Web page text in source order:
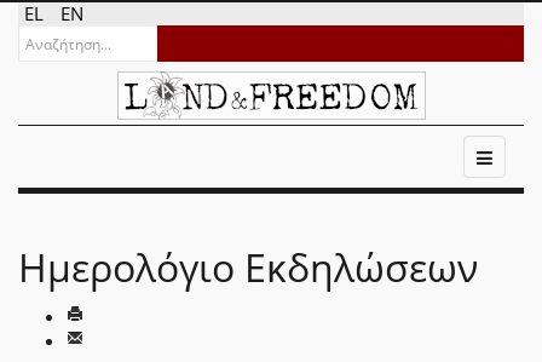
EL EN
Ημερολόγιο Εκδηλώσεων